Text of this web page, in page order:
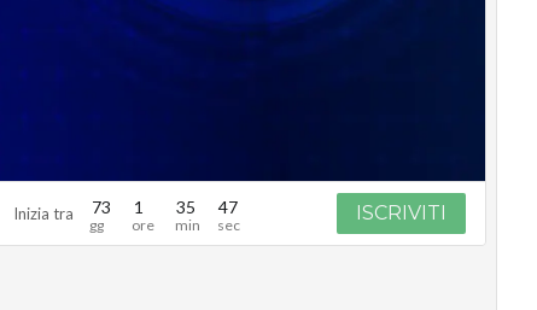
Inizia tra 73 1 35 46 ISCRIVITI